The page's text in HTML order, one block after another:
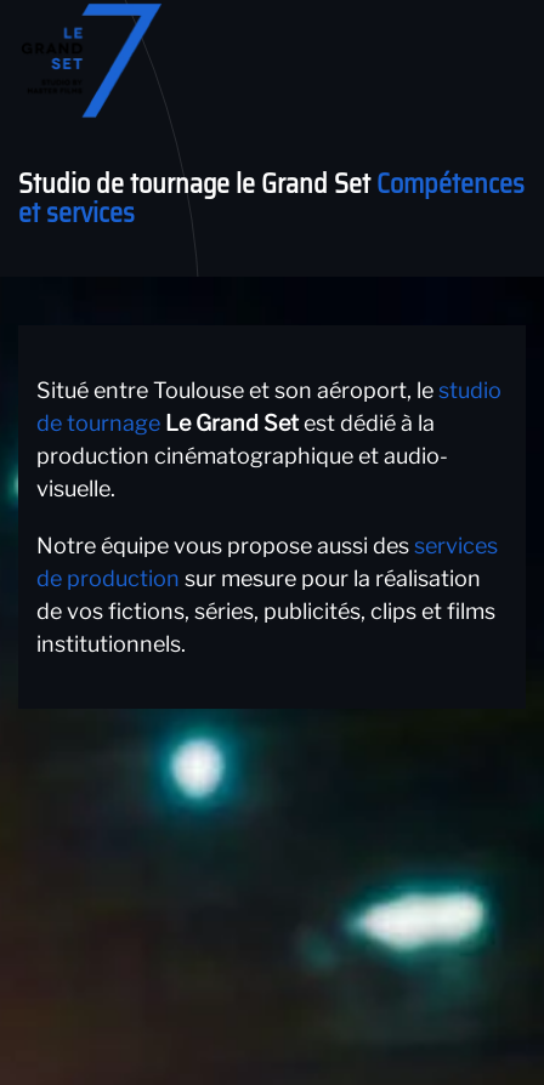
Accéder au contenu principal
Studio de tournage le Grand SetCompétences
et services
Situé entre Toulouse et son aéroport, lestudio
de tournage Le Grand Setest dédié à la
production cinématographique et audio-
visuelle.
Notre équipe vous propose aussi desservices
de production sur mesure pour la réalisation
de vos fictions, séries, publicités, clips et films
institutionnels.